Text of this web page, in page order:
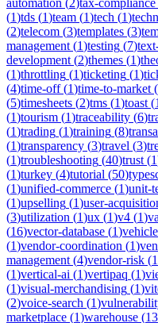
(1)tds (1)team (1)tech (1)
(2)telecom (3)templates (3)
management (1)testing (7)
development (2)themes (1)
(1)throttling (1)ticketing (1)
(4)time-off(1)time-to-market (
(5)timesheets (2)tms (1)toast (1
(1)tourism (1)traceability (6)
(1)trading (1)training (8)
(1)transparency (3)travel (3)
(1)troubleshooting (40)trust (1
(1)turkey (4)tutorial (50)
(1)unified-commerce (1)unit-
(1)upselling (1)user-
(3)utilization (1)ux (1)v4 (1)
(16)vector-database (1)
(1)vendor-coordination (1)
management (4)vendor-risk (1
(1)vertical-ai (1)vertipaq (1)
(1)visual-merchandising (1)
(2)voice-search (1)
marketplace (1)warehouse (13